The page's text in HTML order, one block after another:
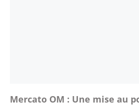
Mercato OM : Une mise au